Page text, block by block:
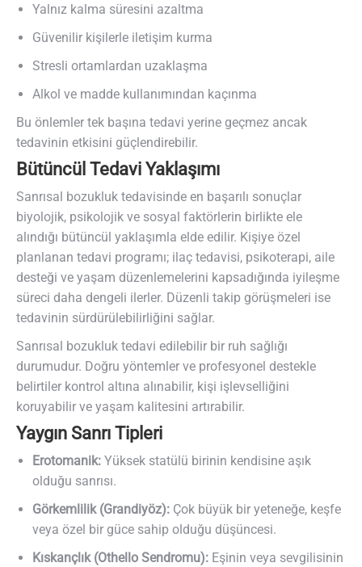
Yalnız kalma süresini azaltma
Güvenilir kişilerle iletişim kurma
Stresli ortamlardan uzaklaşma
Alkol ve madde kullanımından kaçınma
Bu önlemler tek başına tedavi yerine geçmez ancak
tedavinin etkisini güçlendirebilir.
Bütüncül Tedavi Yaklaşımı
Sanrısal bozukluk tedavisinde en başarılı sonuçlar
biyolojik, psikolojik ve sosyal faktörlerin birlikte ele
alındığı bütüncül yaklaşımla elde edilir. Kişiye özel
planlanan tedavi programı; ilaç tedavisi, psikoterapi, aile
desteği ve yaşam düzenlemelerini kapsadığında iyileşme
süreci daha dengeli ilerler. Düzenli takip görüşmeleri ise
tedavinin sürdürülebilirliğini sağlar.
Sanrısal bozukluk tedavi edilebilir bir ruh sağlığı
durumudur. Doğru yöntemler ve profesyonel destekle
belirtiler kontrol altına alınabilir, kişi işlevselliğini
koruyabilir ve yaşam kalitesini artırabilir.
Yaygın Sanrı Tipleri
Erotomanik: Yüksek statülü birinin kendisine aşık
olduğu sanrısı.
Görkemlilik (Grandiyöz): Çok büyük bir yeteneğe, keşfe
veya özel bir güce sahip olduğu düşüncesi.
Kıskançlık (Othello Sendromu): Eşinin veya sevgilisinin